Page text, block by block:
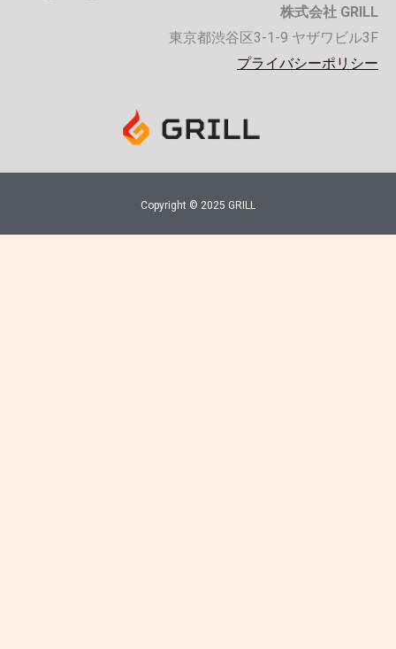
株式会社 GRILL
東京都渋谷区3-1-9 ヤザワビル3F
プライバシーポリシー
Copyright © 2025 GRILL